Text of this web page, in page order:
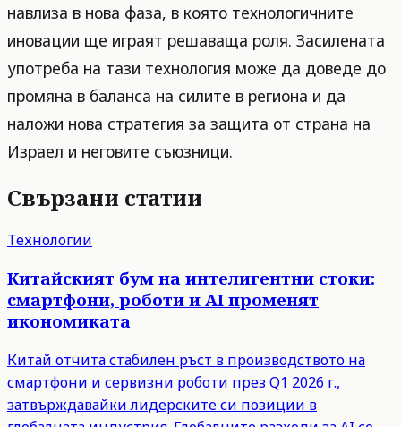
навлиза в нова фаза, в която технологичните
иновации ще играят решаваща роля. Засилената
употреба на тази технология може да доведе до
промяна в баланса на силите в региона и да
наложи нова стратегия за защита от страна на
Израел и неговите съюзници.
Свързани статии
Технологии
Китайският бум на интелигентни стоки:
смартфони, роботи и AI променят
икономиката
Китай отчита стабилен ръст в производството на
смартфони и сервизни роботи през Q1 2026 г.,
затвърждавайки лидерските си позиции в